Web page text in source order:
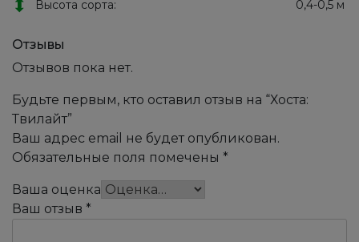
Высота сорта:
0,4-0,5 м
Отзывы
Отзывов пока нет.
Будьте первым, кто оставил отзыв на “Хоста:
Твилайт”
Ваш адрес email не будет опубликован.
Обязательные поля помечены *
Ваша оценка
Ваш отзыв *